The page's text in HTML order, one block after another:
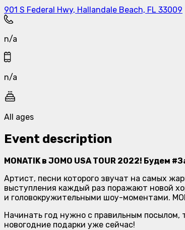
901 S Federal Hwy, Hallandale Beach, FL 33009
n/a
n/a
All ages
Event description
MONATIK в JOMO USA TOUR 2022! Будем
Артист, песни которого звучат на самых
выступления каждый раз поражают новой
и головокружительными шоу-моментами.
Начинать год нужно с правильным
новогодние подарки уже сейчас!